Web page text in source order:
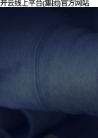
开云线上平台(集团)官方网站